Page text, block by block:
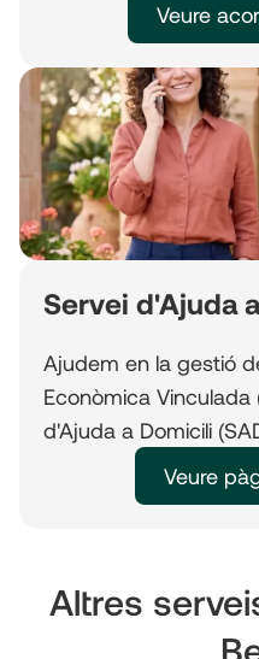
Veure
Servei d'Ajuda
Ajudem en la gestió
Econòmica Vinculada
d'Ajuda a Domicili
Veure
Altres